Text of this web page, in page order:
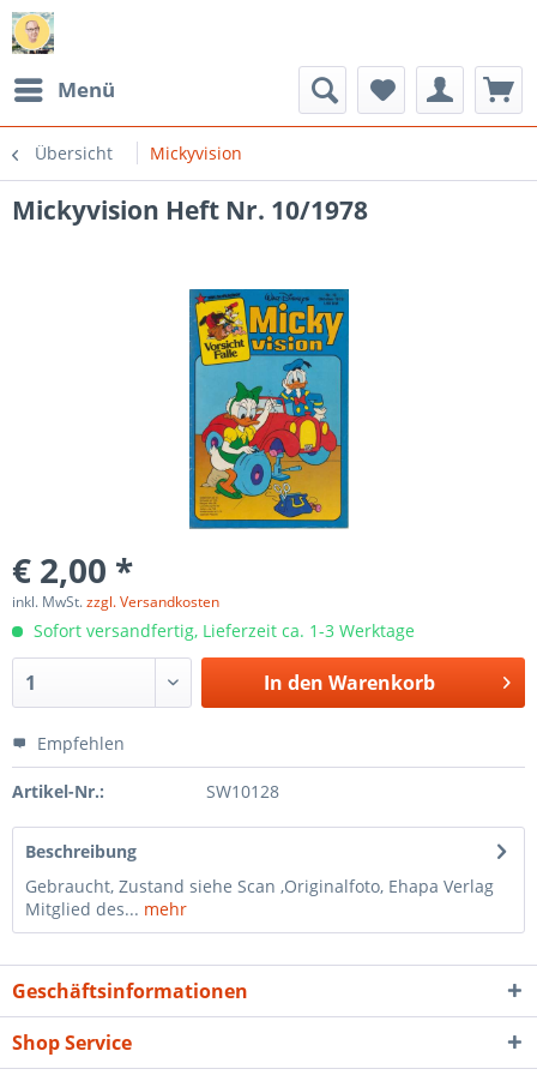
Menü
Übersicht Mickyvision
Mickyvision Heft Nr. 10/1978
€ 2,00 *
inkl. MwSt.zzgl. Versandkosten
Sofort versandfertig, Lieferzeit ca. 1-3 Werktage
In den Warenkorb
Empfehlen
Artikel-Nr.: SW10128
Beschreibung
Gebraucht, Zustand siehe Scan ,Originalfoto, Ehapa Verlag
Mitglied des... mehr
Geschäftsinformationen
Shop Service